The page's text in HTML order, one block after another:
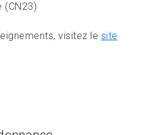
(CN23)
visitez le site